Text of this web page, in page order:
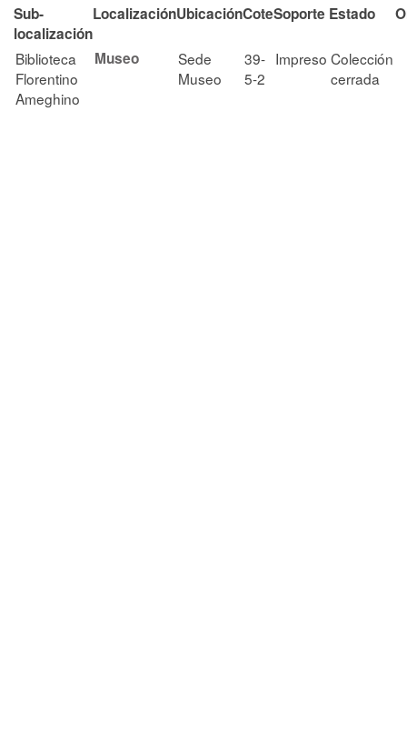
Sub-
localización
LocalizaciónUbicaciónCoteSoporte Estado
Biblioteca
Florentino
Ameghino
Museo
Sede
Museo
39-
5-2
Impreso Colección
cerrada